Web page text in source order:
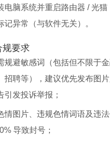
电脑系统并重启路由器 / 光猫
记异常（与软件无关）。
规要求
规避敏感词（包括但不限于
招聘等），建议优先发布图
引发投诉举报；
情图片、违规色情词语及违
导致封号；